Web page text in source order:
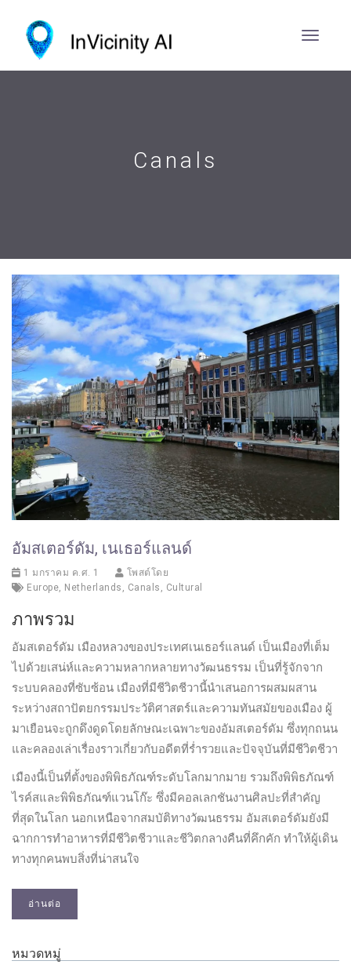
Canals
อัมสเตอร์ดัม, เนเธอร์แลนด์
1 มกราคม ค.ศ. 1
โพสต์โดย
Europe, Netherlands , Canals , Cultural
ภาพรวม
อัมสเตอร์ดัม เมืองหลวงของประเทศเนเธอร์แลนด์ เป็นเมืองที่เต็ม
ไปด้วยเสน่ห์และความหลากหลายทางวัฒนธรรม เป็นที่รู้จักจาก
ระบบคลองที่ซับซ้อน เมืองที่มีชีวิตชีวานี้นำเสนอการผสมผสาน
ระหว่างสถาปัตยกรรมประวัติศาสตร์และความทันสมัยของเมือง ผู้
มาเยือนจะถูกดึงดูดโดยลักษณะเฉพาะของอัมสเตอร์ดัม ซึ่งทุกถนน
และคลองเล่าเรื่องราวเกี่ยวกับอดีตที่ร่ำรวยและปัจจุบันที่มีชีวิตชีวา
เมืองนี้เป็นที่ตั้งของพิพิธภัณฑ์ระดับโลกมากมาย รวมถึงพิพิธภัณฑ์
ไรค์สและพิพิธภัณฑ์แวนโก๊ะ ซึ่งมีคอลเลกชันงานศิลปะที่สำคัญ
ที่สุดในโลก นอกเหนือจากสมบัติทางวัฒนธรรม อัมสเตอร์ดัมยังมี
ฉากการทำอาหารที่มีชีวิตชีวาและชีวิตกลางคืนที่คึกคัก ทำให้ผู้เดิน
ทางทุกคนพบสิ่งที่น่าสนใจ
อ่านต่อ
หมวดหมู่